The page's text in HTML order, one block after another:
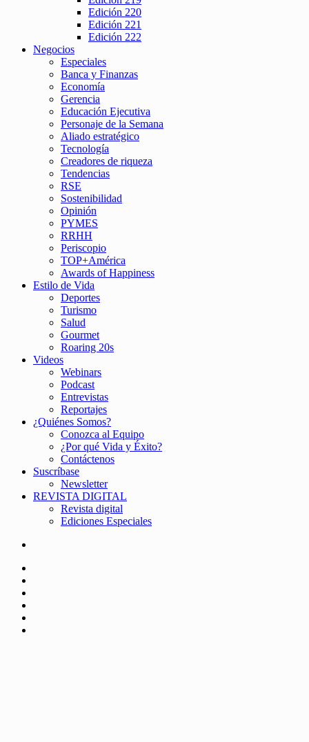
Edición 220
Edición 221
Edición 222
Negocios
Especiales
Banca y Finanzas
Economía
Gerencia
Educación Ejecutiva
Personaje de la Semana
Aliado estratégico
Tecnología
Creadores de riqueza
Tendencias
RSE
Sostenibilidad
Opinión
PYMES
RRHH
Periscopio
TOP+América
Awards of Happiness
Estilo de Vida
Deportes
Turismo
Salud
Gourmet
Roaring 20s
Videos
Webinars
Podcast
Entrevistas
Reportajes
¿Quiénes Somos?
Conozca al Equipo
¿Por qué Vida y Éxito?
Contáctenos
Suscríbase
Newsletter
REVISTA DIGITAL
Revista digital
Ediciones Especiales